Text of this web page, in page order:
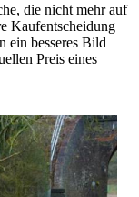
die nicht mehr auf
Kaufentscheidung
ein besseres Bild
Preis eines